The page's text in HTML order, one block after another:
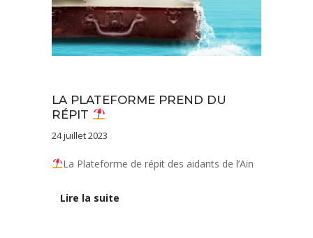
LA PLATEFORME PREND DU
RÉPIT
24 juillet 2023
La Plateforme de répit des aidants de l’Ain
Lire la suite